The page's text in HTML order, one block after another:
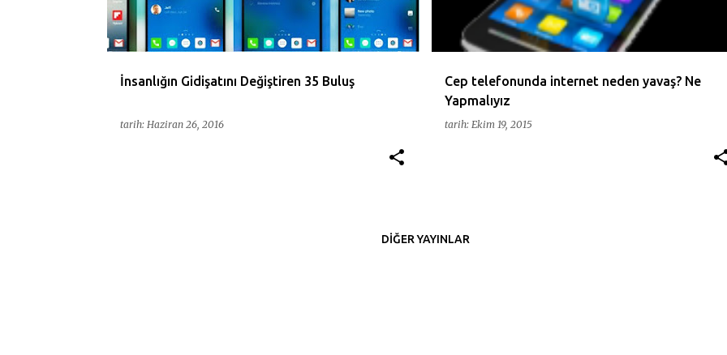
ı
t
l
İnsanlığın Gidişatını Değiştiren 35 Buluş
tarih: Haziran 26, 2016
Cep telefonunda internet neden yavaş? Ne
Yapmalıyız
tarih: Ekim 19, 2015
DIĞER YAYINLAR